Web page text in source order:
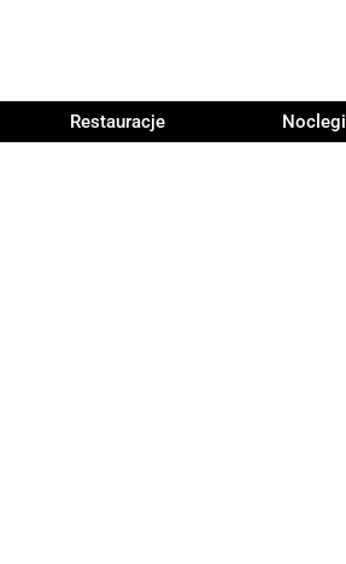
Restauracje Noclegi